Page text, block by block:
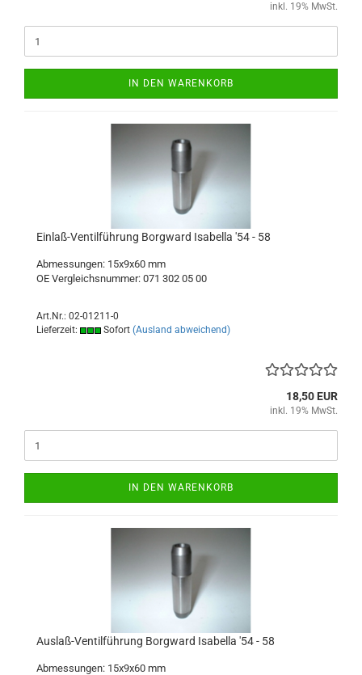
inkl. 19% MwSt.
IN DEN WARENKORB
Einlaß-Ventilführung Borgward Isabella '54 - 58
Abmessungen: 15x9x60 mm
OE Vergleichsnummer: 071 302 05 00
Art.Nr.: 02-01211-0
Lieferzeit:
Sofort (Ausland abweichend)
18,50 EUR
inkl. 19% MwSt.
IN DEN WARENKORB
Auslaß-Ventilführung Borgward Isabella '54 - 58
Abmessungen: 15x9x60 mm